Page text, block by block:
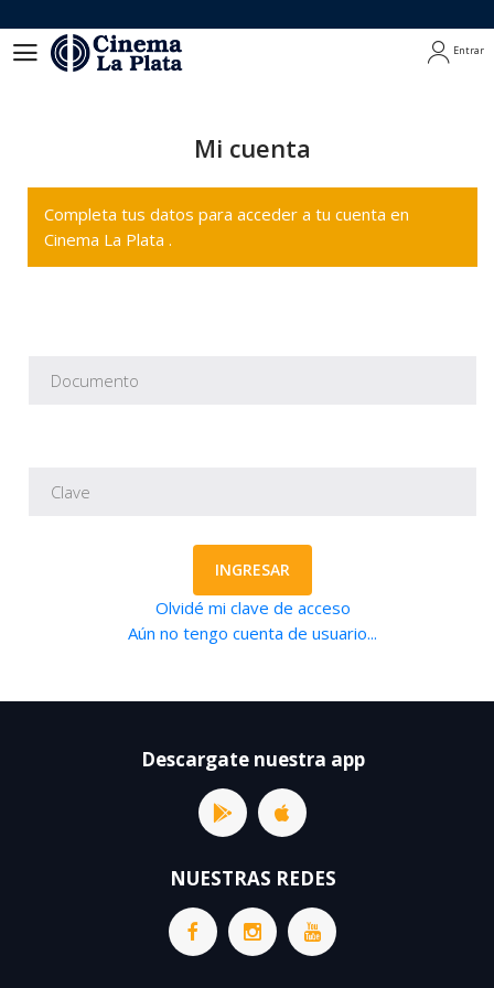
Entrar
Mi cuenta
Completa tus datos para acceder a tu cuenta en
Cinema La Plata .
INGRESAR
Olvidé mi clave de acceso
Aún no tengo cuenta de usuario...
Descargate nuestra app
NUESTRAS REDES